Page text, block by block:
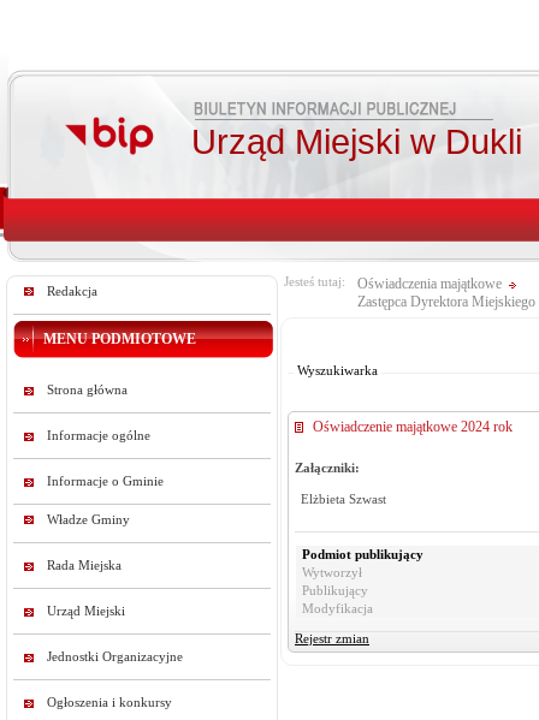
Urząd Miejski w Dukli
Redakcja
MENU PODMIOTOWE
Strona główna
Informacje ogólne
Informacje o Gminie
Władze Gminy
Rada Miejska
Urząd Miejski
Jednostki Organizacyjne
Ogłoszenia i konkursy
Jesteś tutaj:
Oświadczenia majątkowe
Zastępca Dyrektora Miejskiego
Wyszukiwarka
Oświadczenie majątkowe 2024 rok
Załączniki:
Elżbieta Szwast
Podmiot publikujący
Wytworzył
Publikujący
Modyfikacja
Rejestr zmian